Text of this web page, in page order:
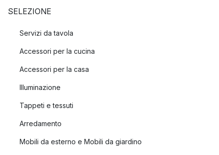
SELEZIONE
Servizi da tavola
Accessori per la cucina
Accessori per la casa
Illuminazione
Tappeti e tessuti
Arredamento
Mobili da esterno e Mobili da giardino